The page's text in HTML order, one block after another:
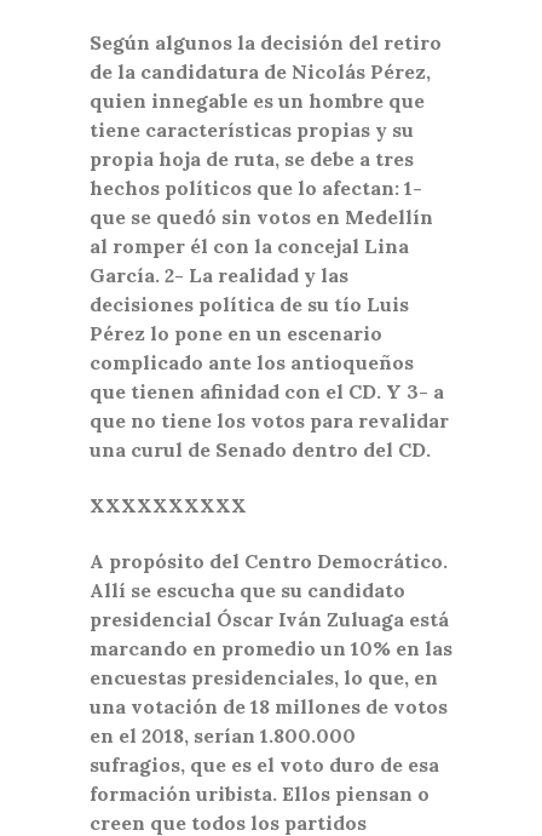
Según algunos la decisión del retiro
de la candidatura de Nicolás Pérez,
quien innegable es un hombre que
tiene características propias y su
propia hoja de ruta, se debe a tres
hechos políticos que lo afectan: 1-
que se quedó sin votos en Medellín
al romper él con la concejal Lina
García. 2- La realidad y las
decisiones política de su tío Luis
Pérez lo pone en un escenario
complicado ante los antioqueños
que tienen afinidad con el CD. Y 3- a
que no tiene los votos para revalidar
una curul de Senado dentro del CD.
XXXXXXXXXX
A propósito del Centro Democrático.
Allí se escucha que su candidato
presidencial Óscar Iván Zuluaga está
marcando en promedio un 10% en las
encuestas presidenciales, lo que, en
una votación de 18 millones de votos
en el 2018, serían 1.800.000
sufragios, que es el voto duro de esa
formación uribista. Ellos piensan o
creen que todos los partidos